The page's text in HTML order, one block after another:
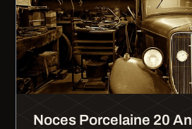
Noces Porcelaine 20